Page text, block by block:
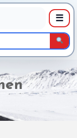
☰